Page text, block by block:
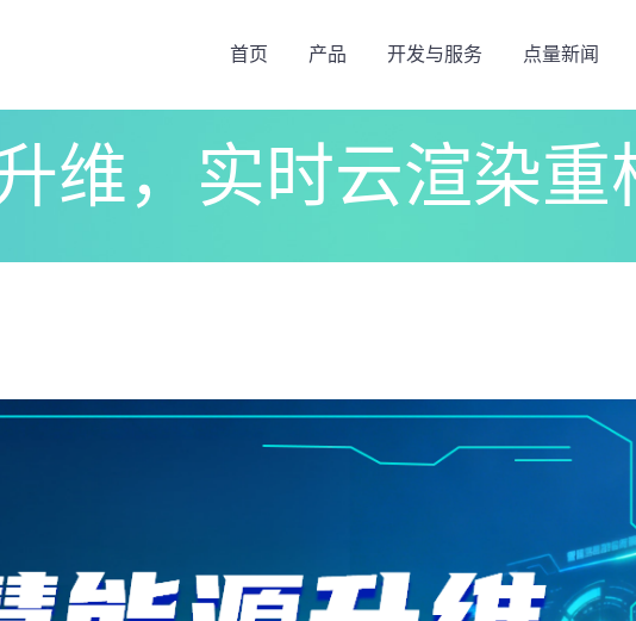
首页 产品 开发与服务 点量新闻
维，实时云渲染